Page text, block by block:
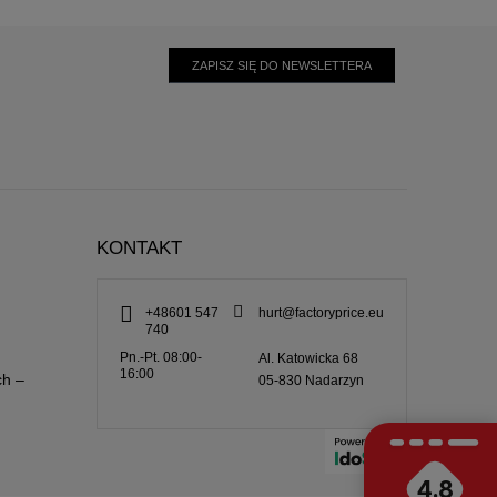
ZAPISZ SIĘ DO NEWSLETTERA
–
KONTAKT
+48601 547
740
hurt@factoryprice.eu
Pn.-Pt. 08:00-
16:00
Al. Katowicka 68
05-830 Nadarzyn
4.8